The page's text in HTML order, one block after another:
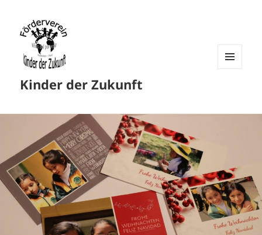
Kinder der Zukunft